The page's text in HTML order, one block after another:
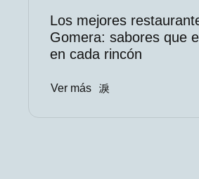
Los mejores
Gomera: sabores que
en cada rincón
Ver más